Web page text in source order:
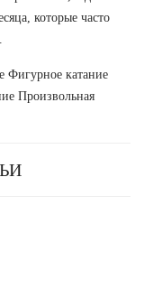
которые часто
Фигурное катание
Произвольная